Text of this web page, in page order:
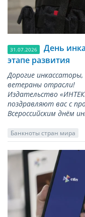
31.07.2026
День
этапе развития
Дорогие
ветераны отрасли!
Издательство
поздравляют вас с
Всероссийским днём
Банкноты стран мира